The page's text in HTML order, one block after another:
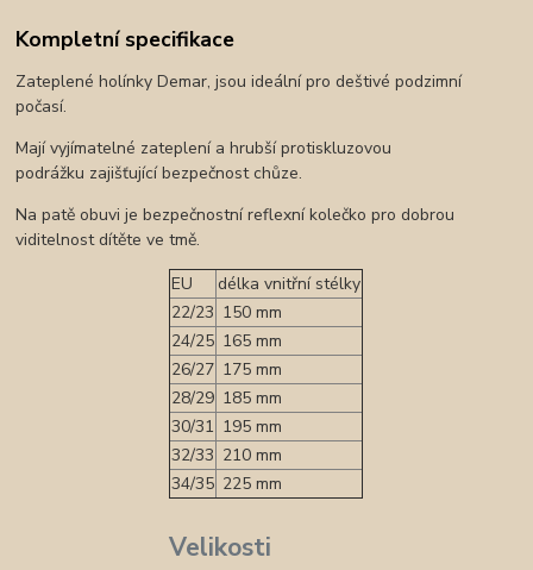
Kompletní specifikace
Zateplené holínky Demar, jsou ideální pro deštivé podzimní
počasí.
Mají vyjímatelné zateplení a hrubší protiskluzovou
podrážku zajišťující bezpečnost chůze.
Na patě obuvi je bezpečnostní reflexní kolečko pro dobrou
viditelnost dítěte ve tmě.
Velikosti
EU
délka vnitřní stélky
22/23 150 mm
24/25 165 mm
26/27 175 mm
28/29 185 mm
30/31 195 mm
32/33 210 mm
34/35 225 mm